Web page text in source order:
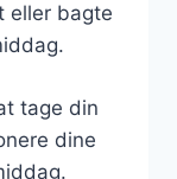
eller bagte
tage din
dine